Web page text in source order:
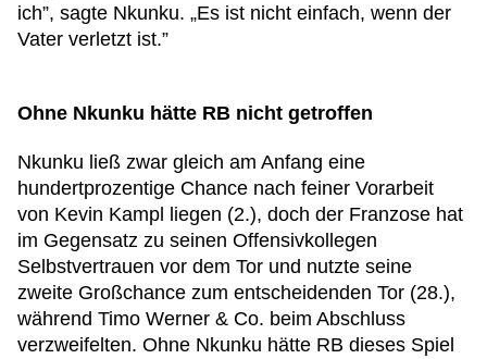
ich”, sagte Nkunku. „Es ist nicht einfach, wenn der
Vater verletzt ist.”
Ohne Nkunku hätte RB nicht getroffen
Nkunku ließ zwar gleich am Anfang eine
hundertprozentige Chance nach feiner Vorarbeit
von Kevin Kampl liegen (2.), doch der Franzose hat
im Gegensatz zu seinen Offensivkollegen
Selbstvertrauen vor dem Tor und nutzte seine
zweite Großchance zum entscheidenden Tor (28.),
während Timo Werner & Co. beim Abschluss
verzweifelten. Ohne Nkunku hätte RB dieses Spiel